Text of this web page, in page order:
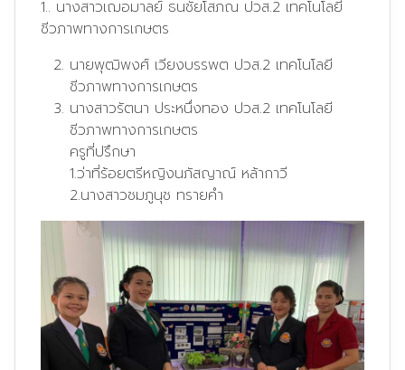
1.. นางสาวเฌอมาลย์ ธนชัยโสภณ ปวส.2 เทคโนโลยี
ชีวภาพทางการเกษตร
นายพุฒิพงศ์ เวียงบรรพต ปวส.2 เทคโนโลยี
ชีวภาพทางการเกษตร
นางสาวรัตนา ประหนึ่งทอง ปวส.2 เทคโนโลยี
ชีวภาพทางการเกษตร
ครูที่ปรึกษา
1.ว่าที่ร้อยตรีหญิงนภัสญาณ์ หล้ากาวี
2.นางสาวชมภูนุช ทรายคำ